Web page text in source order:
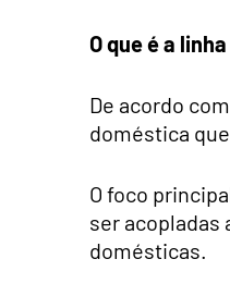
O que é a linha
De acordo
doméstica
O foco
ser acopladas
domésticas.